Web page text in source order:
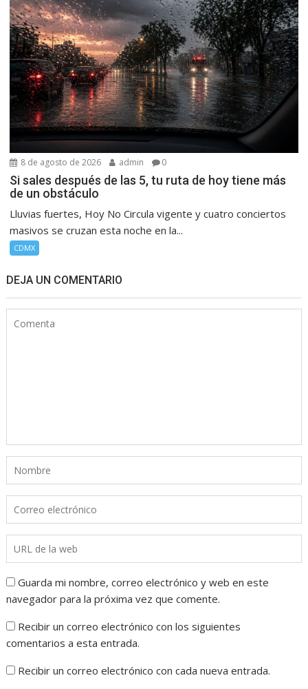
8 de agosto de 2026 admin 0
Si sales después de las 5, tu ruta de hoy tiene más
de un obstáculo
Lluvias fuertes, Hoy No Circula vigente y cuatro conciertos
masivos se cruzan esta noche en la...
CDMX
DEJA UN COMENTARIO
Guarda mi nombre, correo electrónico y web en este
navegador para la próxima vez que comente.
Recibir un correo electrónico con los siguientes
comentarios a esta entrada.
Recibir un correo electrónico con cada nueva entrada.